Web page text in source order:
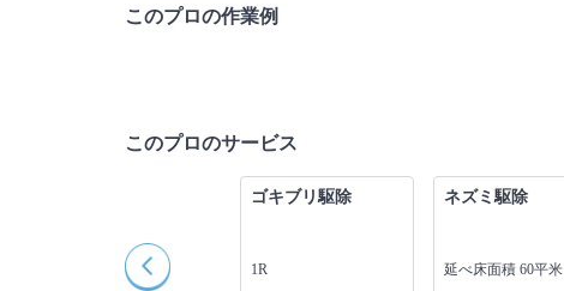
このプロの作業例
このプロのサービス
延べ床面積 30平米
ゴキブリ駆除
1R
ネズミ駆除
延べ床面積 60平米